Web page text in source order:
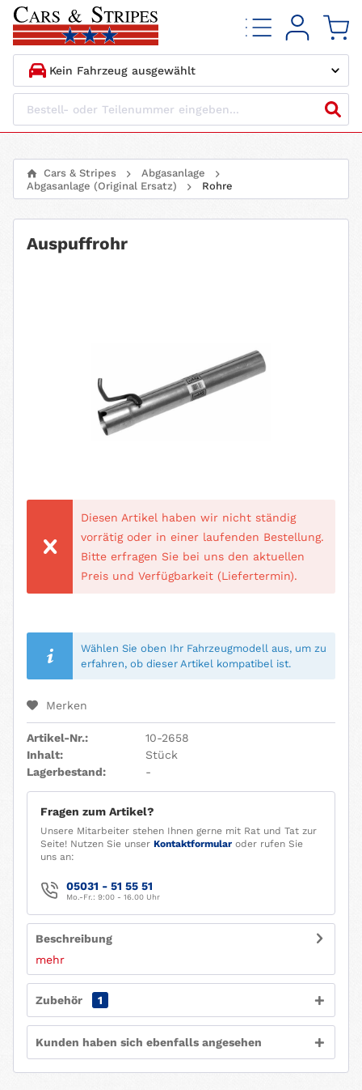
1. HERSTELLER
3. BAUJAHR
4. MOTORTYP
Cars & Stripes
Abgasanlage
Abgasanlage (Original Ersatz)
Rohre
Auspuffrohr
Diesen Artikel haben wir nicht ständig
vorrätig oder in einer laufenden Bestellung.
Bitte erfragen Sie bei uns den aktuellen
Preis und Verfügbarkeit (Liefertermin).
Wählen Sie oben Ihr Fahrzeugmodell aus, um zu
erfahren, ob dieser Artikel kompatibel ist.
Merken
Artikel-Nr.:
10-2658
Inhalt:
Stück
Lagerbestand:
-
Fragen zum Artikel?
Unsere Mitarbeiter stehen Ihnen gerne mit Rat und Tat zur
Seite! Nutzen Sie unser Kontaktformular oder rufen Sie
uns an:
05031 - 51 55 51
Mo.-Fr.: 9:00 - 16.00 Uhr
Beschreibung
mehr
Zubehör 1
Kunden haben sich ebenfalls angesehen